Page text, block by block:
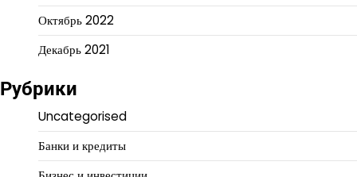
Октябрь 2022
Декабрь 2021
Рубрики
Uncategorised
Банки и кредиты